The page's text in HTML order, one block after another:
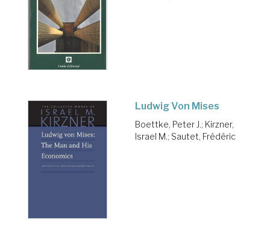
Ludwig Von Mises
Boettke, Peter J.; Kirzner,
Israel M.; Sautet, Frédéric